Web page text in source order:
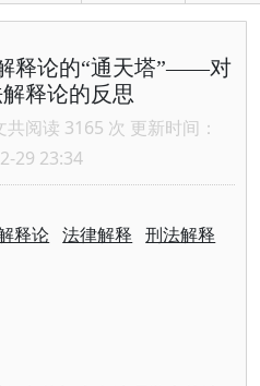
释论的“通天塔”——对
释论的反思
共阅读 3165 次 更新时间：
29 23:34
释论 法律解释 刑法解释